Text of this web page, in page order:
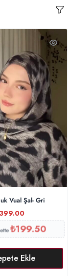
Vual Şal- Gri
399.00
₺199.50
Ekle